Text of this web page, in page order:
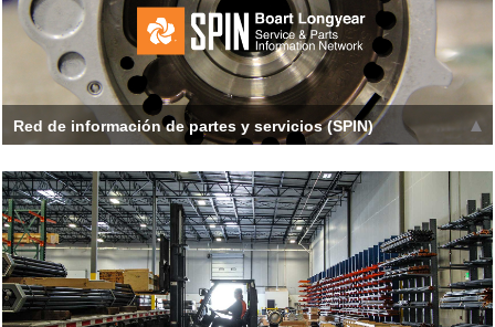
Red de información de partes y servicios (SPIN)
clasifican por la función de la plataforma, como los equipos de
perforación de exploración, ope Leer más >>